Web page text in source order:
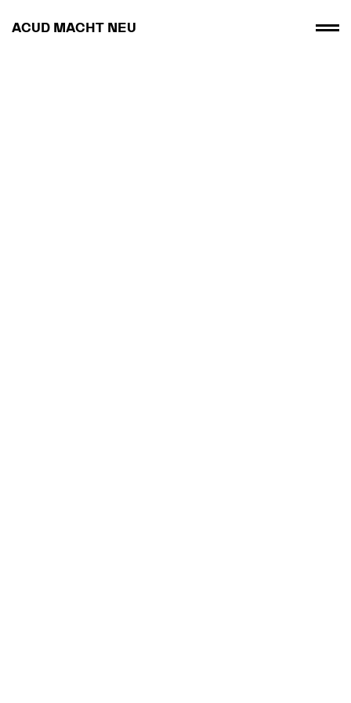
ACUD MACHT NEU